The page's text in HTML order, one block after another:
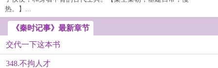
热。】...
《秦时记事》最新章节
交代一下这本书
348.不拘人才